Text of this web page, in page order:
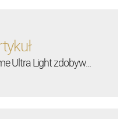
Ultra Light zdobyw...